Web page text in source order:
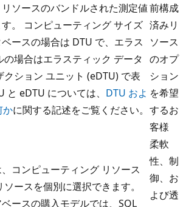
ソースのバンドルされた測定値
。 コンピューティング サイズ
ースの場合は DTU で、エラス
の場合はエラスティック データ
クション ユニット (eDTU) で表
と eDTU については、 DTU およ
かに関する記述をご覧ください。
前構成
済みリ
ソース
のオプ
ション
を希望
するお
客様
コンピューティング リソース
ースを個別に選択できます。
ースの購入モデルでは、SQL
柔軟
性、制
御、お
よび透